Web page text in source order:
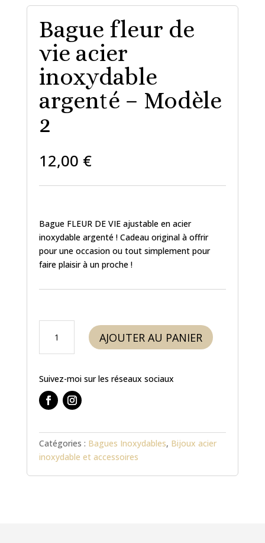
Bague fleur de
vie acier
inoxydable
argenté – Modèle
2
12,00 €
Bague FLEUR DE VIE ajustable en acier
inoxydable argenté ! Cadeau original à offrir
pour une occasion ou tout simplement pour
faire plaisir à un proche !
Bague
de
vie
acier
argenté
-
Modèle
2
AJOUTER AU PANIER
Suivez-moi sur les réseaux sociaux
Catégories : Bagues Inoxydables, Bijoux acier
inoxydable et accessoires